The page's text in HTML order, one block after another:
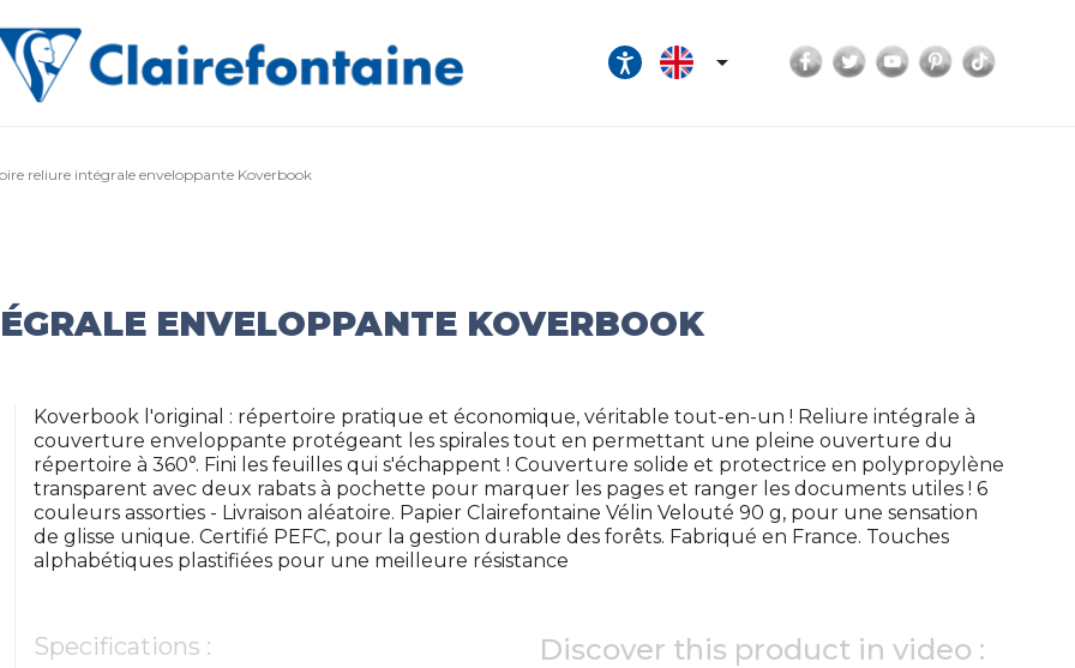
 Facebook
TwitterYouTubePinterest
reliure intégrale enveloppante Koverbook
ENVELOPPANTE KOVERBOOK
Koverbook l'original : répertoire pratique et économique, véritable tout-en-un ! Reliure intégrale à
couverture enveloppante protégeant les spirales tout en permettant une pleine ouverture du
répertoire à 360°. Fini les feuilles qui s'échappent ! Couverture solide et protectrice en polypropylène
transparent avec deux rabats à pochette pour marquer les pages et ranger les documents utiles ! 6
couleurs assorties - Livraison aléatoire. Papier Clairefontaine Vélin Velouté 90 g, pour une sensation
de glisse unique. Certifié PEFC, pour la gestion durable des forêts. Fabriqué en France. Touches
alphabétiques plastifiées pour une meilleure résistance
Specifications : Discover this product in video :